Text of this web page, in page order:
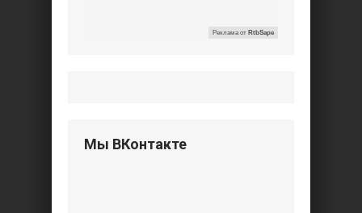
Реклама от RtbSape
Мы ВКонтакте